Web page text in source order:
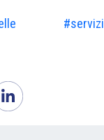
#servizi